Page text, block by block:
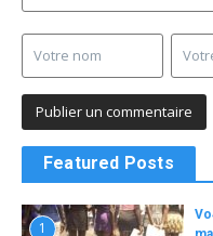
Featured Posts
1